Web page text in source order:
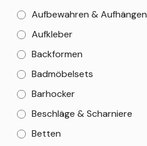
Aufbewahren & Aufhängen
Aufkleber
Backformen
Badmöbelsets
Barhocker
Beschläge & Scharniere
Betten